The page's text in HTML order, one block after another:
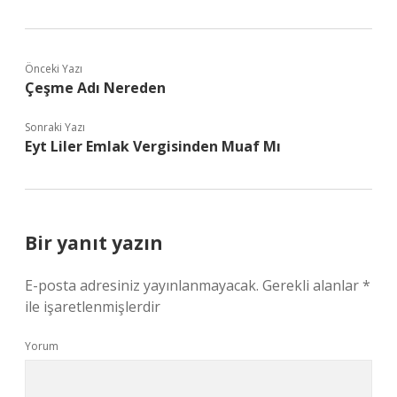
Önceki Yazı
Çeşme Adı Nereden
Sonraki Yazı
Eyt Liler Emlak Vergisinden Muaf Mı
Bir yanıt yazın
E-posta adresiniz yayınlanmayacak. Gerekli alanlar*
ile işaretlenmişlerdir
Yorum